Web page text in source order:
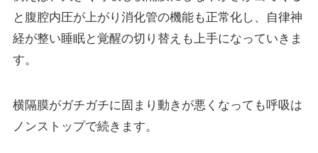
と腹腔内圧が上がり消化管の機能も正常化し、自律神
経が整い睡眠と覚醒の切り替えも上手になっていきま
す。
横隔膜がガチガチに固まり動きが悪くなっても呼吸は
ノンストップで続きます。